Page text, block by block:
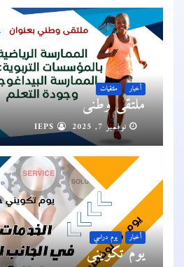
أخبار ملتقيات
ملتقى وطني
نوفمبر 7, 2025
أخبار يوم دراسي
يوم تكويني